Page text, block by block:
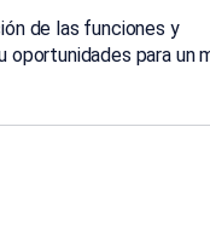
de las funciones y
oportunidades para un